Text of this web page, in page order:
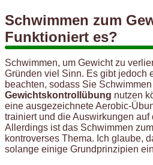
Schwimmen zum
Funktioniert es?
Schwimmen, um Gewicht zu
Gründen viel Sinn. Es gibt jedoch
beachten, sodass Sie
Gewichtskontrollübung nutzen
eine ausgezeichnete Aerobic-
trainiert und die Auswirkungen
Allerdings ist das Schwimmen
kontroverses Thema. Ich glaube,
solange einige Grundprinzipien